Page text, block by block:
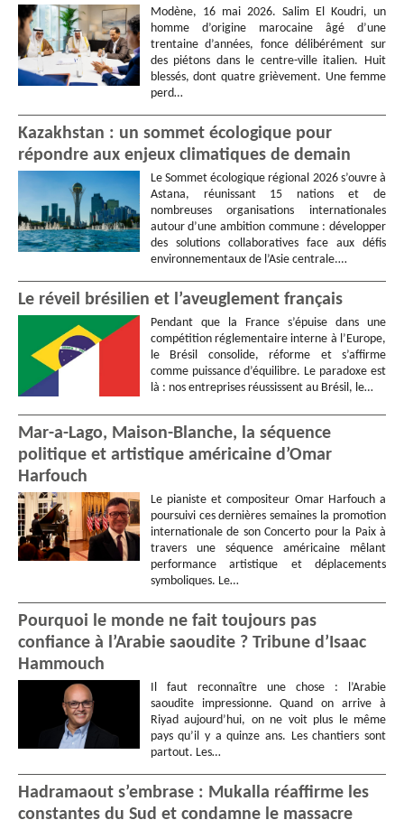
Modène, 16 mai 2026. Salim El Koudri, un
homme d’origine marocaine âgé d’une
trentaine d’années, fonce délibérément sur
des piétons dans le centre-ville italien. Huit
blessés, dont quatre grièvement. Une femme
perd…
Kazakhstan : un sommet écologique pour
répondre aux enjeux climatiques de demain
Le Sommet écologique régional 2026 s’ouvre à
Astana, réunissant 15 nations et de
nombreuses organisations internationales
autour d’une ambition commune : développer
des solutions collaboratives face aux défis
environnementaux de l’Asie centrale.…
Le réveil brésilien et l’aveuglement français
Pendant que la France s’épuise dans une
compétition réglementaire interne à l’Europe,
le Brésil consolide, réforme et s’affirme
comme puissance d’équilibre. Le paradoxe est
là : nos entreprises réussissent au Brésil, le…
Mar-a-Lago, Maison-Blanche, la séquence
politique et artistique américaine d’Omar
Harfouch
Le pianiste et compositeur Omar Harfouch a
poursuivi ces dernières semaines la promotion
internationale de son Concerto pour la Paix à
travers une séquence américaine mêlant
performance artistique et déplacements
symboliques. Le…
Pourquoi le monde ne fait toujours pas
confiance à l’Arabie saoudite ? Tribune d’Isaac
Hammouch
Il faut reconnaître une chose : l’Arabie
saoudite impressionne. Quand on arrive à
Riyad aujourd’hui, on ne voit plus le même
pays qu’il y a quinze ans. Les chantiers sont
partout. Les…
Hadramaout s’embrase : Mukalla réaffirme les
constantes du Sud et condamne le massacre